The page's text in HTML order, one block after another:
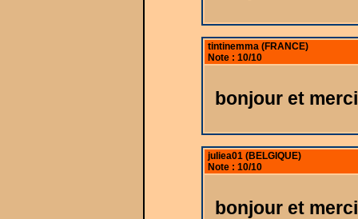
tintinemma (FRANCE)
Note : 10/10
bonjour et
juliea01 (BELGIQUE)
Note : 10/10
bonjour et